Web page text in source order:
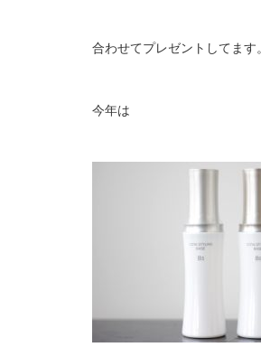
合わせてプレゼントしてます。
今年は